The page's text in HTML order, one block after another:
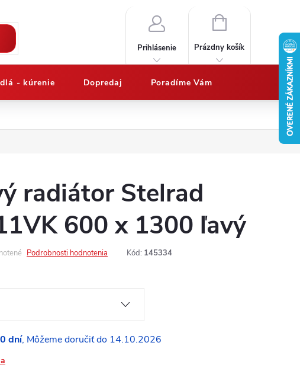
Vypočítajte
Prihlásenie
NÁKUPNÝ
Prázdny košík
- kúrenie Dopredaj Poradíme Vám
radiátor Stelrad
600 x 1300 ľavý
Podrobnosti hodnotenia Kód: 145334
dní 14.10.2026